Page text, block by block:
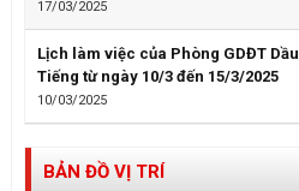
17/03/2025
Lịch làm việc của Phòng GDĐT Dầu
Tiếng từ ngày 10/3 đến 15/3/2025
10/03/2025
BẢN ĐỒ VỊ TRÍ